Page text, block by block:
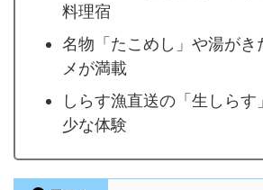
料理宿
名物「たこめし」や湯がき
メが満載
しらす漁直送の「生しら
少な体験